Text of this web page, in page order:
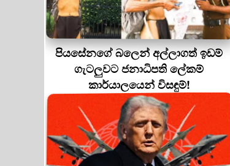
පියසේනගේ බලෙන් අල්ලාගත් ඉඩම්
ගැටලුවට ජනාධිපති ලේකම්
කාර්යාලයෙන් විසඳුම්!